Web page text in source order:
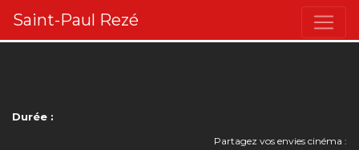
Saint-Paul Rezé
Durée :
Partagez vos envies cinéma :